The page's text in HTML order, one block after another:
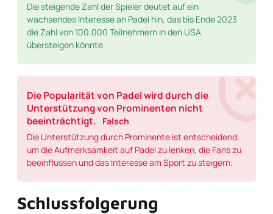
Die steigende Zahl der Spieler deutet auf ein
wachsendes Interesse an Padel hin, das bis Ende 2023
die Zahl von 100.000 Teilnehmern in den USA
übersteigen könnte.
Die Popularität von Padel wird durch die
Unterstützung von Prominenten nicht
beeinträchtigt.
Falsch
Die Unterstützung durch Prominente ist entscheidend,
um die Aufmerksamkeit auf Padel zu lenken, die Fans zu
beeinflussen und das Interesse am Sport zu steigern.
Schlussfolgerung